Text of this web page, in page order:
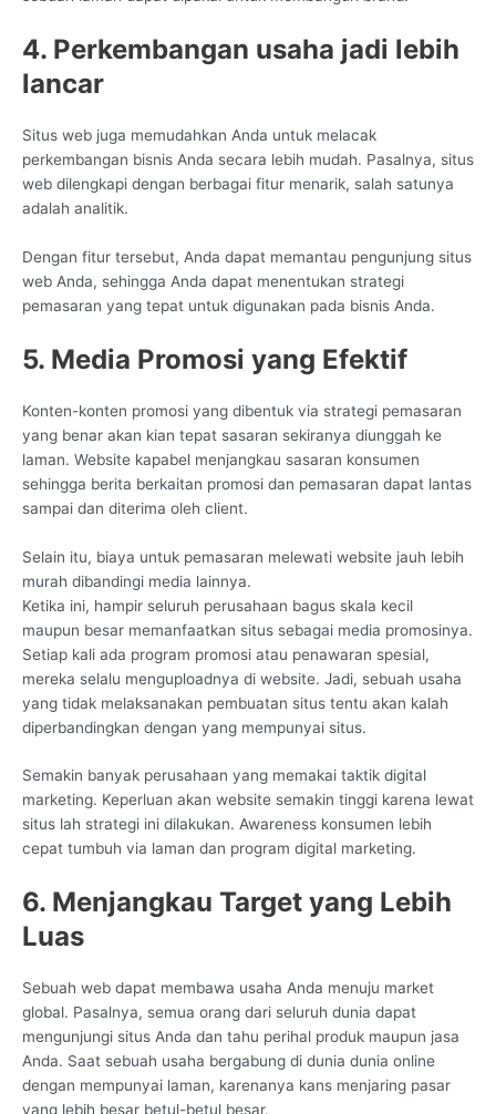
4. Perkembangan usaha jadi lebih
lancar
Situs web juga memudahkan Anda untuk melacak
perkembangan bisnis Anda secara lebih mudah. Pasalnya, situs
web dilengkapi dengan berbagai fitur menarik, salah satunya
adalah analitik.
Dengan fitur tersebut, Anda dapat memantau pengunjung situs
web Anda, sehingga Anda dapat menentukan strategi
pemasaran yang tepat untuk digunakan pada bisnis Anda.
5. Media Promosi yang Efektif
Konten-konten promosi yang dibentuk via strategi pemasaran
yang benar akan kian tepat sasaran sekiranya diunggah ke
laman. Website kapabel menjangkau sasaran konsumen
sehingga berita berkaitan promosi dan pemasaran dapat lantas
sampai dan diterima oleh client.
Selain itu, biaya untuk pemasaran melewati website jauh lebih
murah dibandingi media lainnya.
Ketika ini, hampir seluruh perusahaan bagus skala kecil
maupun besar memanfaatkan situs sebagai media promosinya.
Setiap kali ada program promosi atau penawaran spesial,
mereka selalu menguploadnya di website. Jadi, sebuah usaha
yang tidak melaksanakan pembuatan situs tentu akan kalah
diperbandingkan dengan yang mempunyai situs.
Semakin banyak perusahaan yang memakai taktik digital
marketing. Keperluan akan website semakin tinggi karena lewat
situs lah strategi ini dilakukan. Awareness konsumen lebih
cepat tumbuh via laman dan program digital marketing.
6. Menjangkau Target yang Lebih
Luas
Sebuah web dapat membawa usaha Anda menuju market
global. Pasalnya, semua orang dari seluruh dunia dapat
mengunjungi situs Anda dan tahu perihal produk maupun jasa
Anda. Saat sebuah usaha bergabung di dunia dunia online
dengan mempunyai laman, karenanya kans menjaring pasar
yang lebih besar betul-betul besar.